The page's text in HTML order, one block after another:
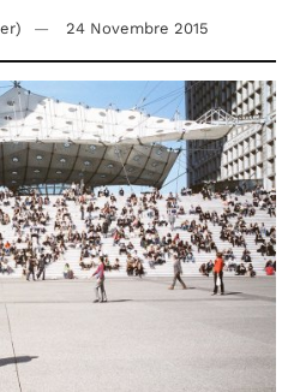
24 Novembre 2015